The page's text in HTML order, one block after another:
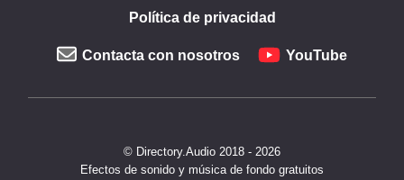
Política de privacidad
Contacta con nosotros YouTube
© Directory.Audio 2018 - 2026
Efectos de sonido y música de fondo gratuitos